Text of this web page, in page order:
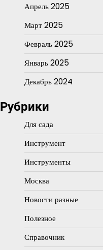
Апрель 2025
Март 2025
Февраль 2025
Январь 2025
Декабрь 2024
Рубрики
Для сада
Инструмент
Инструменты
Москва
Новости разные
Полезное
Справочник